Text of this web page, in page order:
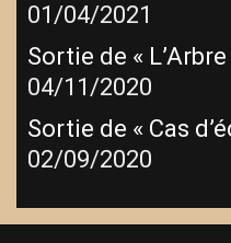
01/04/2021
Sortie de «
04/11/2020
Sortie de « Cas
02/09/2020